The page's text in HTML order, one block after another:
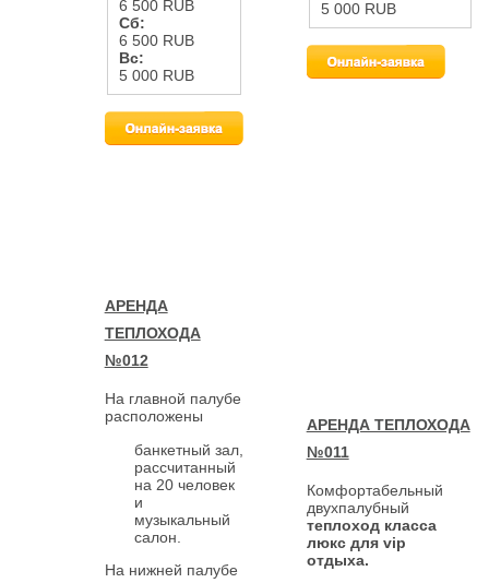
6 500 RUB
Сб:
6 500 RUB
Вс:
5 000 RUB
5 000 RUB
АРЕНДА
ТЕПЛОХОДА
№012
На главной палубе
расположены
банкетный зал,
рассчитанный
на 20 человек
и
музыкальный
салон.
На нижней палубе
АРЕНДА ТЕПЛОХОДА
№011
Комфортабельный
двухпалубный
теплоход класса
люкс для vip
отдыха.